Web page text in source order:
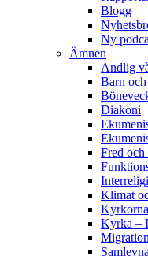
Blogg
Ny
Ämnen
Andlig
Barn och
Diakoni
Fred och
Klimat
Kyrka –